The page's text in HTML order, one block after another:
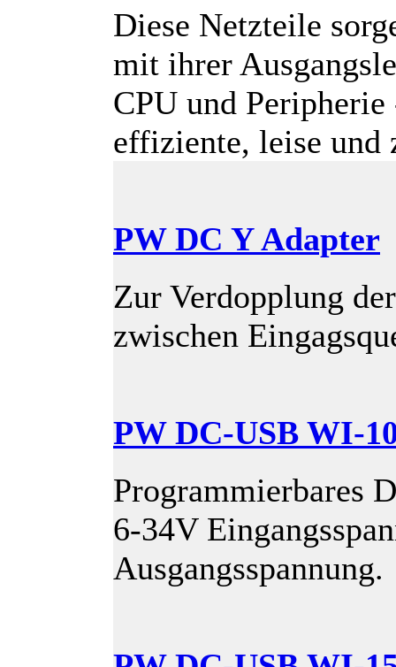
Diese Netzteile
mit ihrer
CPU und
effiziente, leise und
PW DC Y Adapter
Zur Verdopplung
zwischen
PW DC-USB WI-
Programmierbares
6-34V
Ausgangsspannung.